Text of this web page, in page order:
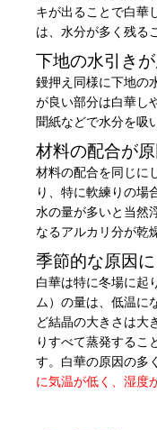
キが出ることで白華
は、水分が多く残る
下地の水引き
鏝押え同様に下地の
が良い部分は白華し
聞紙などで水分を吸
材料の配合が
材料の配合を同じに
り、特に軟練りの場
水の量が多いと当然
なるアルカリ分が乾
季節的な原因
白華は特に冬場に起
ム）の量は、低温に
ど結晶の大きさは大
りすべて蒸発するこ
す。白華の原因の多
に気温が低く、湿度